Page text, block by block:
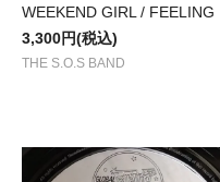
WEEKEND GIRL / FEELING
3,300円(税込)
THE S.O.S BAND